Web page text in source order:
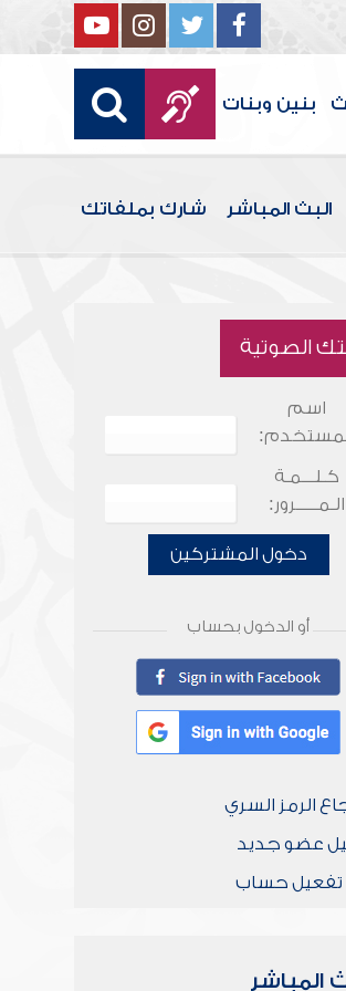
بنين وبنات
البث المباشر شارك بملفاتك
الصوتية
اسم
كـلـــمـة
الـمـــــرور:
دخول المشتركين
أو الدخول بحساب
الرمز السري
عضو جديد
تفعيل حساب
المباشر